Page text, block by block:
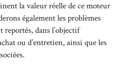
la valeur réelle de ce moteur
également les problèmes
dans l’objectif
ou d’entretien, ainsi que les